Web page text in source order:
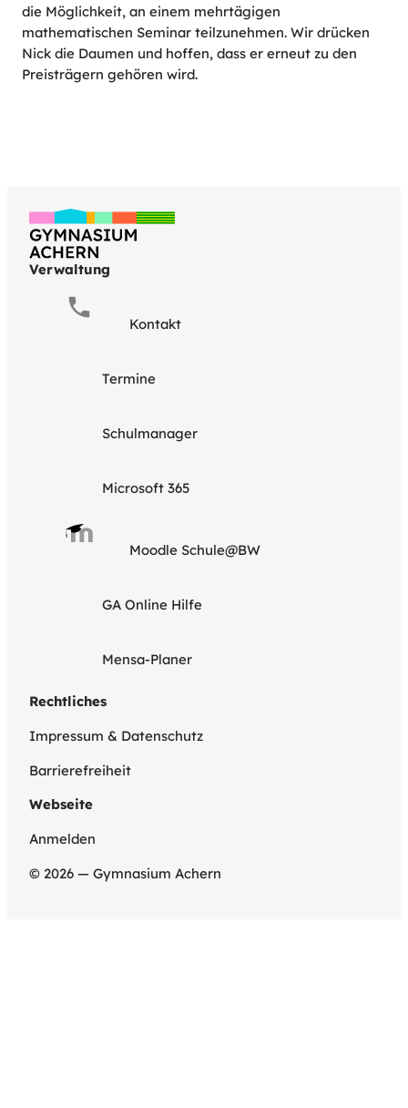
die Möglichkeit, an einem mehrtägigen
mathematischen Seminar teilzunehmen. Wir drücken
Nick die Daumen und hoffen, dass er erneut zu den
Preisträgern gehören wird.
Verwaltung
Kontakt
Termine
Schulmanager
Microsoft 365
Moodle Schule@BW
GA Online Hilfe
Mensa-Planer
Rechtliches
Impressum & Datenschutz
Barrierefreiheit
Webseite
Anmelden
© 2026 — Gymnasium Achern